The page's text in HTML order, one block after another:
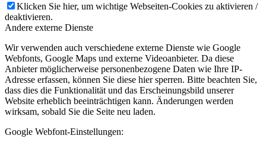
Klicken Sie hier, um wichtige Webseiten-Cookies zu aktivieren /
deaktivieren.
Andere externe Dienste
Wir verwenden auch verschiedene externe Dienste wie Google
Webfonts, Google Maps und externe Videoanbieter. Da diese
Anbieter möglicherweise personenbezogene Daten wie Ihre IP-
Adresse erfassen, können Sie diese hier sperren. Bitte beachten Sie,
dass dies die Funktionalität und das Erscheinungsbild unserer
Website erheblich beeinträchtigen kann. Änderungen werden
wirksam, sobald Sie die Seite neu laden.
Google Webfont-Einstellungen: